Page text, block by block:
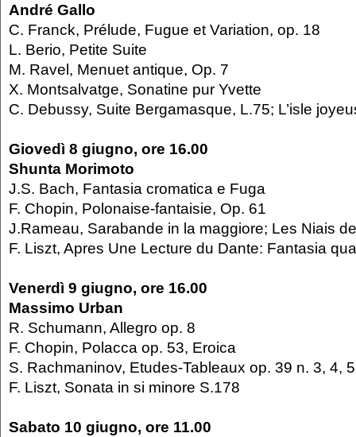
André Gallo
C. Franck, Prélude, Fugue et Variation, op. 18
L. Berio, Petite Suite
M. Ravel, Menuet antique, Op. 7
X. Montsalvatge, Sonatine pur Yvette
C. Debussy, Suite Bergamasque, L.75; L’isle
Giovedì 8 giugno, ore 16.00
Shunta Morimoto
J.S. Bach, Fantasia cromatica e Fuga
F. Chopin, Polonaise-fantaisie, Op. 61
J.Rameau, Sarabande in la maggiore; Les Niais
F. Liszt, Apres Une Lecture du Dante: Fantasia
Venerdì 9 giugno, ore 16.00
Massimo Urban
R. Schumann, Allegro op. 8
F. Chopin, Polacca op. 53, Eroica
S. Rachmaninov, Etudes-Tableaux op. 39 n. 3, 4, 5
F. Liszt, Sonata in si minore S.178
Sabato 10 giugno, ore 11.00